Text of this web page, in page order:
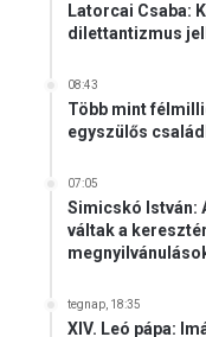
Latorcai Csaba:
dilettantizmus
08:43
Több mint
egyszülős
07:05
Simicskó István:
váltak a
tegnap, 18:35
XIV. Leó pápa: